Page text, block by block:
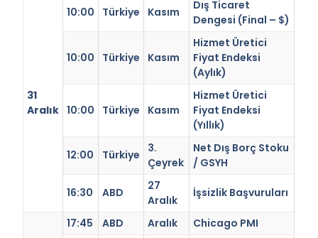
31
Aralık
10:00 Türkiye Kasım
Dış Ticaret
Dengesi (Final – $)
10:00 Türkiye Kasım
Hizmet Üretici
Fiyat Endeksi
(Aylık)
10:00 Türkiye Kasım
Hizmet Üretici
Fiyat Endeksi
(Yıllık)
12:00 Türkiye
3.
Çeyrek
Net Dış Borç Stoku
/ GSYH
16:30 ABD
27
Aralık
İşsizlik Başvuruları
17:45 ABD Aralık Chicago PMI